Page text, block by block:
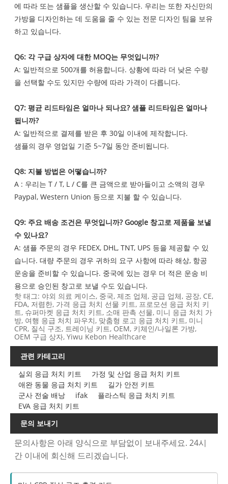
에 따라 또는 샘플을 생산할 수 있습니다. 우리는 또한 자신만의
가방을 디자인하는 데 도움을 줄 수 있는 전문 디자인 팀을 보유
하고 있습니다.
Q6: 각 구급 상자에 대한 MOQ는 무엇입니까?
A: 일반적으로 500개를 허용합니다. 상황에 따라 더 낮은 수량
을 선택할 수도 있지만 수량에 따라 가격이 다릅니다.
Q7: 평균 리드타임은 얼마나 되나요? 샘플 리드타임은 얼마나
됩니까?
A: 일반적으로 결제를 받은 후 30일 이내에 제작합니다.
샘플의 경우 영업일 기준 5~7일 동안 준비됩니다.
Q8: 지불 방법은 어떻습니까?
A : 우리는 T / T, L / C를 큰 금액으로 받아들이고 소액의 경우
Paypal, Western Union 등으로 지불 할 수 있습니다.
Q9: 주요 배송 조건은 무엇입니까? Google 창고로 제품을 보낼
수 있나요?
A: 샘플 주문의 경우 FEDEX, DHL, TNT, UPS 등을 제공할 수 있
습니다. 대량 주문의 경우 귀하의 요구 사항에 따라 해상, 항공
운송을 준비할 수 있습니다. 중국에 있는 경우 더 적은 운송 비
용으로 승인된 창고로 보낼 수도 있습니다.
핫 태그: 야외 의료 케이스, 중국, 제조 업체, 공급 업체, 공장, CE,
FDA, 저렴한, 가격 응급 처치 선물 키트, 프로모션 응급 처치 키
트, 슈퍼마켓 응급 처치 키트, 소매 판촉 선물, 미니 응급 처치 가
방, 여행 응급 처치 파우치, 맞춤형 로고 응급 처치 키트, 미니
CPR, 질식 구조, 트레이닝 키트, OEM, 키체인/나일론 가방,
OEM 구급 상자, Yiwu Kebon Healthcare
관련 카테고리
실외 응급 처치 키트
가정 및 산업 응급 처치 키트
애완 동물 응급 처치 키트
길가 안전 키트
군사 전술 배낭
ifak
플라스틱 응급 처치 키트
EVA 응급 처치 키트
문의 보내기
문의사항은 아래 양식으로 부담없이 보내주세요. 24시
간 이내에 회신해 드리겠습니다.